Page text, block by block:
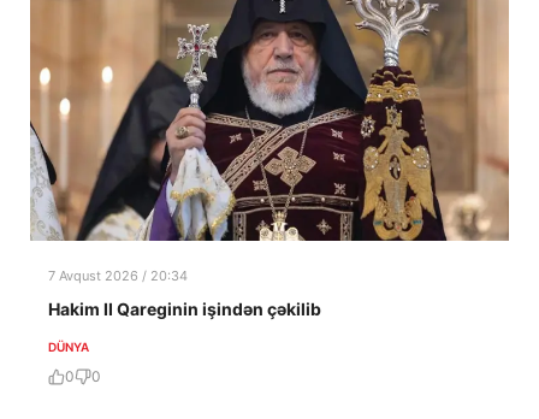
7 Avqust 2026 / 20:34
Hakim II Qareginin işindən çəkilib
DÜNYA
0 0